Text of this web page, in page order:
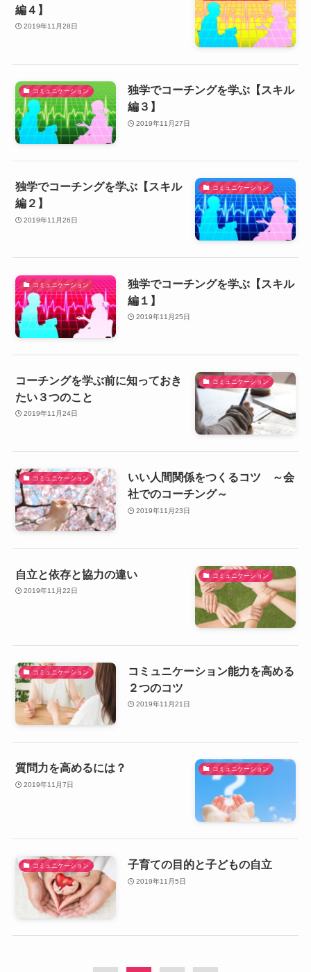
編４】
2019年11月28日
コミュニケーション
独学でコーチングを学ぶ【スキル
編３】
2019年11月27日
コミュニケーション
独学でコーチングを学ぶ【スキル
編２】
2019年11月26日
コミュニケーション
独学でコーチングを学ぶ【スキル
編１】
2019年11月25日
コミュニケーション
コーチングを学ぶ前に知っておき
たい３つのこと
2019年11月24日
コミュニケーション
いい人間関係をつくるコツ ～会
社でのコーチング～
2019年11月23日
コミュニケーション
自立と依存と協力の違い
2019年11月22日
コミュニケーション
コミュニケーション能力を高める
２つのコツ
2019年11月21日
コミュニケーション
質問力を高めるには？
2019年11月7日
コミュニケーション 子育ての目的と子どもの自立
2019年11月5日